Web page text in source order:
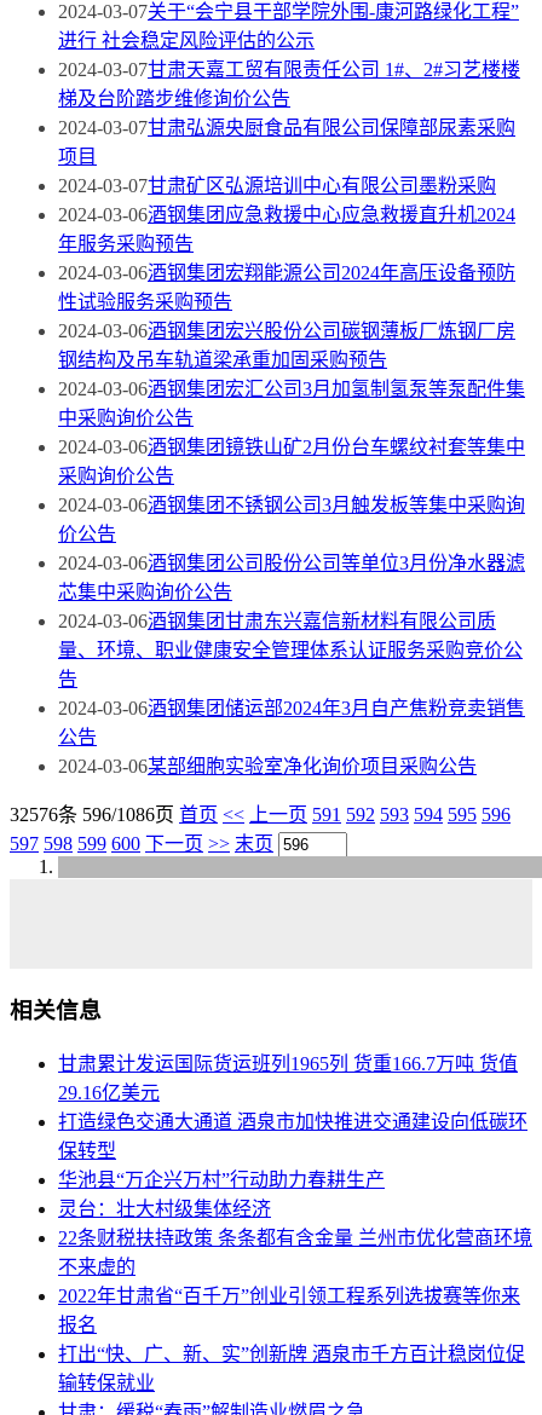
2024-03-07关于“会宁县干部学院外围-康河路绿化工程”
进行 社会稳定风险评估的公示
2024-03-07甘肃天嘉工贸有限责任公司 1#、2#习艺楼楼
梯及台阶踏步维修询价公告
2024-03-07甘肃弘源央厨食品有限公司保障部尿素采购
项目
2024-03-07甘肃矿区弘源培训中心有限公司墨粉采购
2024-03-06酒钢集团应急救援中心应急救援直升机2024
年服务采购预告
2024-03-06酒钢集团宏翔能源公司2024年高压设备预防
性试验服务采购预告
2024-03-06酒钢集团宏兴股份公司碳钢薄板厂炼钢厂房
钢结构及吊车轨道梁承重加固采购预告
2024-03-06酒钢集团宏汇公司3月加氢制氢泵等泵配件集
中采购询价公告
2024-03-06酒钢集团镜铁山矿2月份台车螺纹衬套等集中
采购询价公告
2024-03-06酒钢集团不锈钢公司3月触发板等集中采购询
价公告
2024-03-06酒钢集团公司股份公司等单位3月份净水器滤
芯集中采购询价公告
2024-03-06酒钢集团甘肃东兴嘉信新材料有限公司质
量、环境、职业健康安全管理体系认证服务采购竞价公
告
2024-03-06酒钢集团储运部2024年3月自产焦粉竞卖销售
公告
2024-03-06某部细胞实验室净化询价项目采购公告
32576条 596/1086页 首页 << 上一页 591 592 593 594 595 596
597 598 599 600 下一页 >> 末页
相关信息
甘肃累计发运国际货运班列1965列 货重166.7万吨 货值
29.16亿美元
打造绿色交通大通道 酒泉市加快推进交通建设向低碳环
保转型
华池县“万企兴万村”行动助力春耕生产
灵台：壮大村级集体经济
22条财税扶持政策 条条都有含金量 兰州市优化营商环境
不来虚的
2022年甘肃省“百千万”创业引领工程系列选拔赛等你来
报名
打出“快、广、新、实”创新牌 酒泉市千方百计稳岗位促
输转保就业